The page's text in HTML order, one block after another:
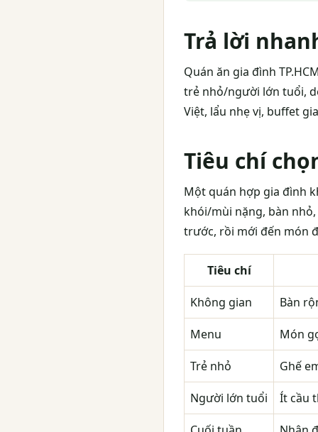
Trả lời
Quán ăn gia đình
trẻ nhỏ/người lớn tuổi,
Việt, lẩu nhẹ vị, buffet
Tiêu chí
Một quán hợp gia đình
khói/mùi nặng, bàn
trước, rồi mới đến món
Tiêu chí
Không gian Bàn
Menu Món
Trẻ nhỏ Ghế
Người lớn tuổi Ít cầu